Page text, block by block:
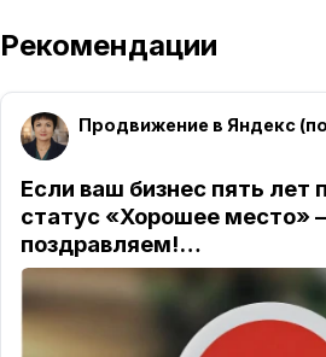
Рекомендации
Если ваш бизнес пять лет
статус «Хорошее место»
поздравляем!…